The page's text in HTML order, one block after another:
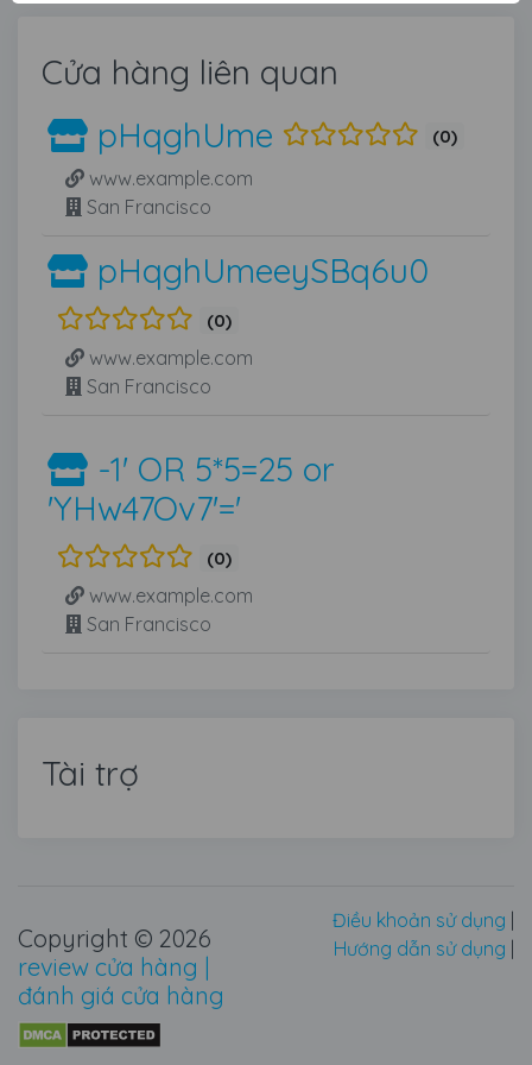
Cửa hàng liên quan
pHqghUme
(0)
www.example.com
San Francisco
pHqghUmeeySBq6u0
(0)
www.example.com
San Francisco
-1' OR 5*5=25 or
'YHw47Ov7'='
(0)
www.example.com
San Francisco
Tài trợ
Copyright © 2026
review cửa hàng |
đánh giá cửa hàng
Điều khoản sử dụng |
Hướng dẫn sử dụng |